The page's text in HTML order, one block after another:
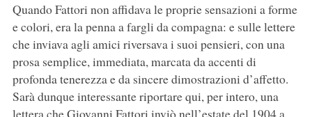
Quando Fattori non affidava le proprie sensazioni a forme
e colori, era la penna a fargli da compagna: e sulle lettere
che inviava agli amici riversava i suoi pensieri, con una
prosa semplice, immediata, marcata da accenti di
profonda tenerezza e da sincere dimostrazioni d’affetto.
Sarà dunque interessante riportare qui, per intero, una
lettera che Giovanni Fattori inviò nell’estate del 1904 a